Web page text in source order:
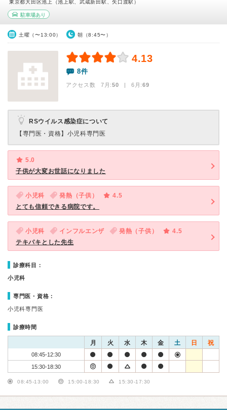
東京都大田区池上（池上駅、武蔵新田駅、矢口渡駅）
駐車場あり
土曜（〜13:00） 朝（8:45〜）
4.13
8件
アクセス数 7月:50 | 6月:69
RSウイルス感染症について
【専門医・資格】 小児科専門医
5.0
子供が大変お世話になりました
小児科 発熱（子供）
4.5
とても信頼できる病院です。
小児科 インフルエンザ 発熱（子供）
4.5
テキパキとした先生
診療科目：
小児科
専門医・資格：
小児科専門医
診療時間
月 火 水 木 金 土 日 祝
08:45-12:30
15:30-18:30
08:45-13:00 15:00-18:30 15:30-17:30